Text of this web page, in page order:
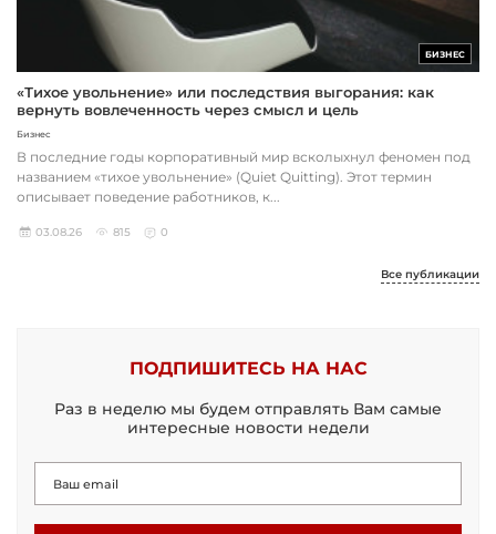
БИЗНЕС
«Тихое увольнение» или последствия выгорания: как
вернуть вовлеченность через смысл и цель
Бизнес
В последние годы корпоративный мир всколыхнул феномен под
названием «тихое увольнение» (Quiet Quitting). Этот термин
описывает поведение работников, к...
03.08.26 815 0
Все публикации
ПОДПИШИТЕСЬ НА НАС
Раз в неделю мы будем отправлять Вам самые
интересные новости недели